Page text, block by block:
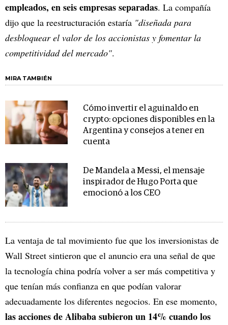
empleados, en seis empresas separadas. La compañía
dijo que la reestructuración estaría "diseñada para
desbloquear el valor de los accionistas y fomentar la
competitividad del mercado".
MIRA TAMBIÉN
Cómo invertir el aguinaldo en
crypto: opciones disponibles en la
Argentina y consejos a tener en
cuenta
De Mandela a Messi, el mensaje
inspirador de Hugo Porta que
emocionó a los CEO
La ventaja de tal movimiento fue que los inversionistas de
Wall Street sintieron que el anuncio era una señal de que
la tecnología china podría volver a ser más competitiva y
que tenían más confianza en que podían valorar
adecuadamente los diferentes negocios. En ese momento,
las acciones de Alibaba subieron un 14% cuando los